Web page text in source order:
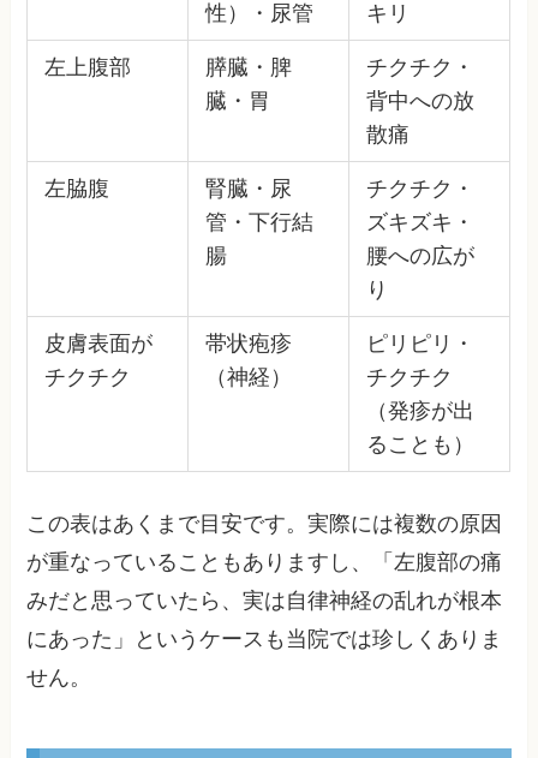
性）・尿管 キリ
左上腹部
膵臓・脾
臓・胃
チクチク・
背中への放
散痛
左脇腹
腎臓・尿
管・下行結
腸
チクチク・
ズキズキ・
腰への広が
り
皮膚表面が
チクチク
帯状疱疹
（神経）
ピリピリ・
チクチク
（発疹が出
ることも）
この表はあくまで目安です。実際には複数の原因
が重なっていることもありますし、「左腹部の痛
みだと思っていたら、実は自律神経の乱れが根本
にあった」というケースも当院では珍しくありま
せん。